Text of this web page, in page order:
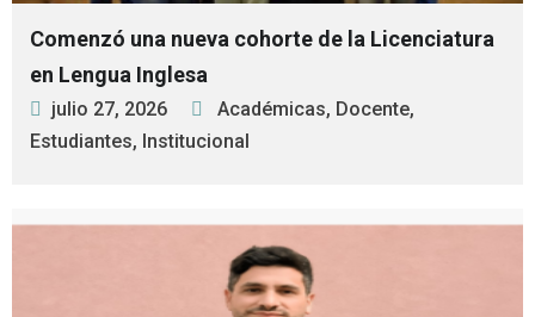
Comenzó una nueva cohorte de la Licenciatura
en Lengua Inglesa
julio 27, 2026 Académicas, Docente,
Estudiantes, Institucional